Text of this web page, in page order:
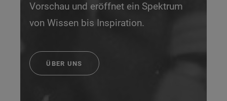
Vorschau und eröffnet ein Spektrum
von Wissen bis Inspiration.
ÜBER UNS